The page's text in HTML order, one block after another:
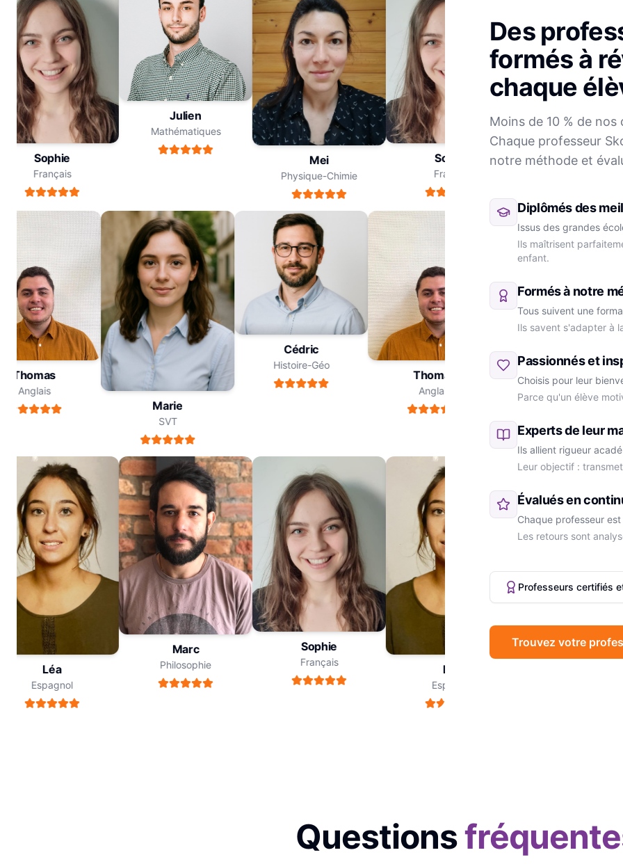
Sophie
Français
Julien
Mathématiques
Mei
Physique-Chimie
Sophie
Français
Julien
Thomas
Anglais
Marie
SVT
Cédric
Histoire-Géo
Thomas
Anglais
Marie
Léa
Espagnol
Marc
Philosophie
Sophie
Français Léa
Espagnol
Marc
Des
formés à
chaque
Moins de 10 % de
Chaque professeur
notre méthode et
Diplômés des
Issus des grandes
Ils maîtrisent
enfant.
Formés à notre
Tous suivent une
Ils savent s'adapter à
Passionnés et
Choisis pour leur
Parce qu'un élève
Experts de leur
Ils allient rigueur
Leur objectif :
Évalués en
Chaque professeur
Les retours sont
Professeurs certifiés
Trouvez votre
Questions